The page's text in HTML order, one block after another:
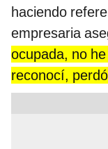
haciendo
empresaria
ocupada, no
reconocí,